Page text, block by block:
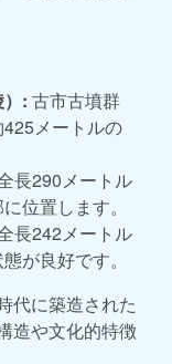
: 古市古墳群
メートルの
長290メートル
位置します。
長242メートル
が良好です。
代に築造された
造や文化的特徴